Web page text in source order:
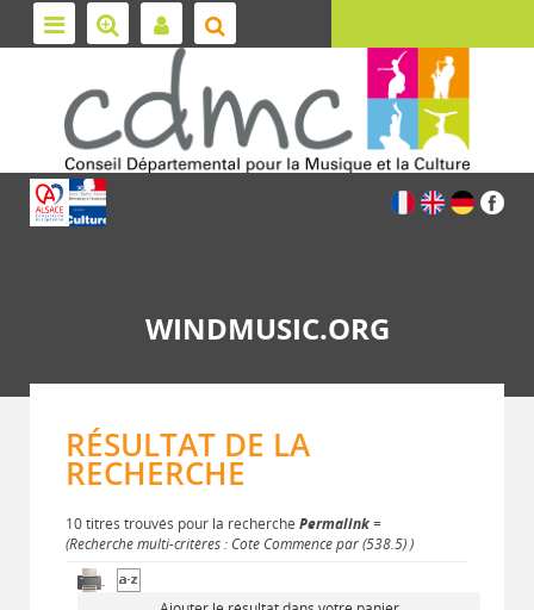
WINDMUSIC.ORG
RÉSULTAT DE LA
RECHERCHE
10 titres trouvés pour la recherche Permalink=
(Recherche multi-critères : Cote Commence par (538.5) )